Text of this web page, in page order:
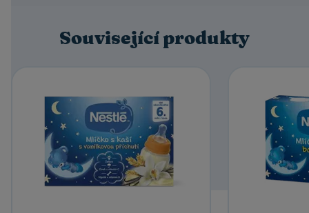
Související produkty